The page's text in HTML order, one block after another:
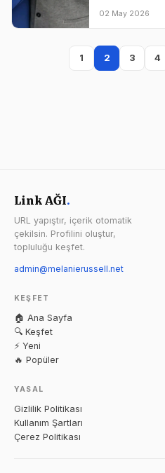
02 May 2026
1 2 3 4
Link AĞI.
URL yapıştır, içerik otomatik
çekilsin. Profilini oluştur,
topluluğu keşfet.
admin@melanierussell.net
KEŞFET
🏠 Ana Sayfa
🔍 Keşfet
⚡ Yeni
🔥 Popüler
YASAL
Gizlilik Politikası
Kullanım Şartları
Çerez Politikası